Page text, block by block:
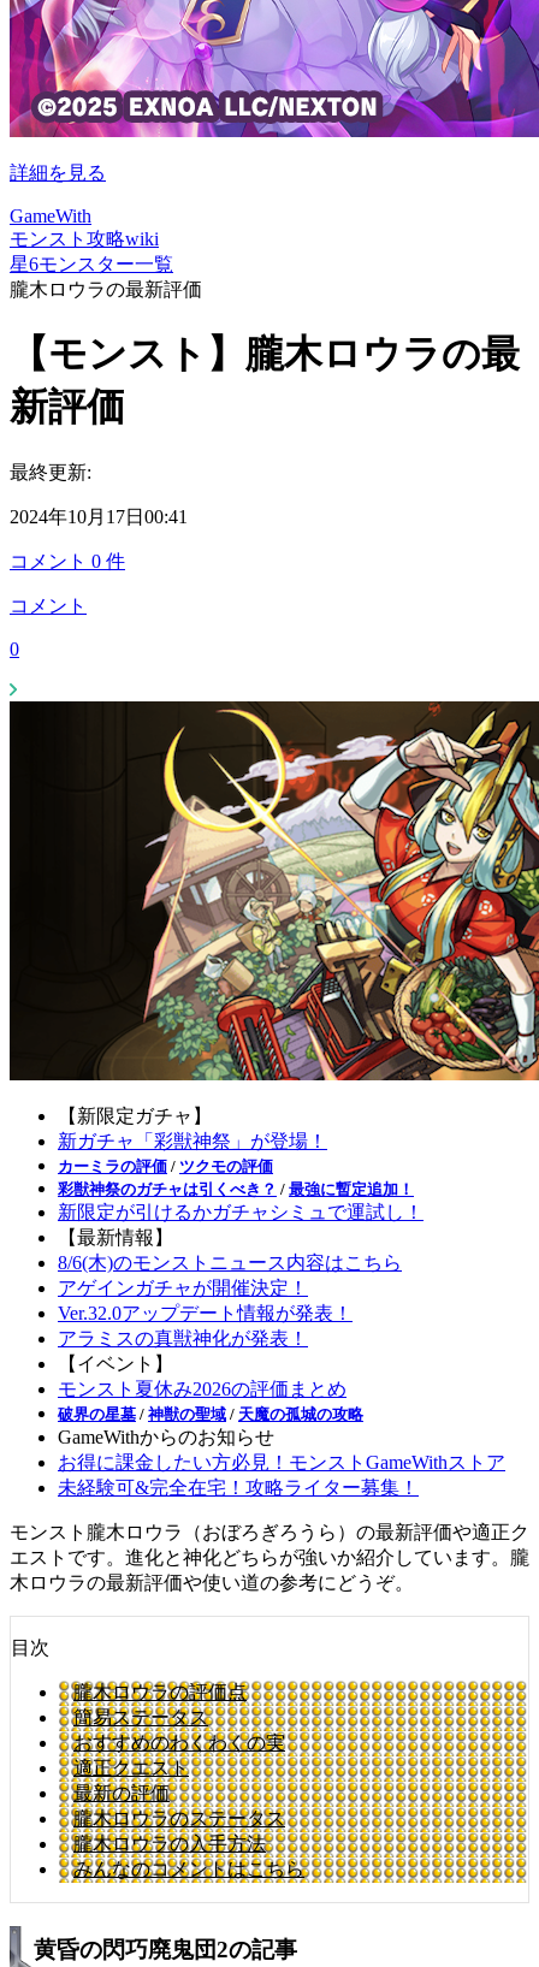
詳細を見る
GameWith
モンスト攻略wiki
星6モンスター一覧
朧木ロウラの最新評価
【モンスト】朧木ロウラの最
新評価
最終更新:
2024年10月17日00:41
コメント 0 件
コメント
0
【新限定ガチャ】
新ガチャ「彩獣神祭」が登場！
カーミラの評価 / ツクモの評価
彩獣神祭のガチャは引くべき？ / 最強に暫定追加！
新限定が引けるかガチャシミュで運試し！
【最新情報】
8/6(木)のモンストニュース内容はこちら
アゲインガチャが開催決定！
Ver.32.0アップデート情報が発表！
アラミスの真獣神化が発表！
【イベント】
モンスト夏休み2026の評価まとめ
破界の星墓 / 神獣の聖域 / 天魔の孤城の攻略
GameWithからのお知らせ
お得に課金したい方必見！モンストGameWithストア
未経験可&完全在宅！攻略ライター募集！
モンスト朧木ロウラ（おぼろぎろうら）の最新評価や適正ク
エストです。進化と神化どちらが強いか紹介しています。朧
木ロウラの最新評価や使い道の参考にどうぞ。
目次
朧木ロウラの評価点
簡易ステータス
おすすめのわくわくの実
適正クエスト
最新の評価
朧木ロウラのステータス
朧木ロウラの入手方法
みんなのコメントはこちら
黄昏の閃巧廃鬼団2の記事